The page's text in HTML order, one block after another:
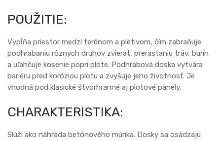
POUŽITIE:
Vypĺňa priestor medzi terénom a pletivom, čím zabraňuje
podhrabaniu rôznych druhov zvierat, prerastaniu tráv, burín
a uľahčuje kosenie popri plote. Podhrabová doska vytvára
bariéru pred koróziou plotu a zvyšuje jeho životnosť. Je
vhodná pod klasické štvorhranné aj plotové panely.
CHARAKTERISTIKA:
Slúži ako náhrada betónového múrika. Dosky sa osádzajú
the
gallery